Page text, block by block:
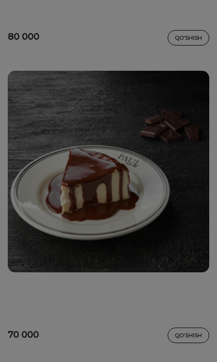
80 000 QO'SHISH
70 000 QO'SHISH